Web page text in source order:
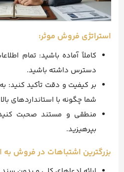
استراتژی فروش موثر:
کاملاً آماده باشید: تمام
دسترس داشته باشید.
بر کیفیت و دقت تأکید
شما چگونه با استانداردهای
منطقی و مستند صحبت
بپرهیزید.
بزرگترین اشتباهات در فروش به